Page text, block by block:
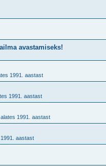
avastamiseks!
1991. aastast
1991. aastast
1991. aastast
aastast